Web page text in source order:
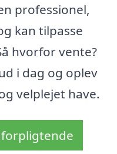
professionel,
kan tilpasse
hvorfor vente?
i dag og oplev
velplejet have.